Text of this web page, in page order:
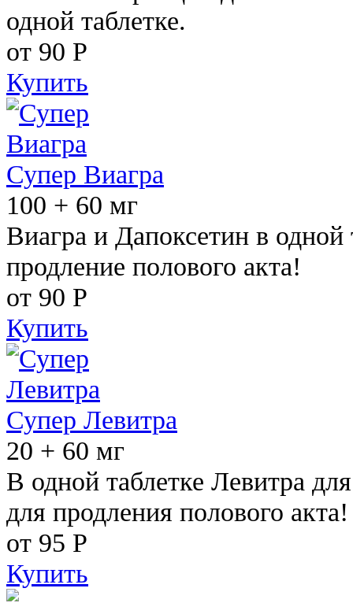
одной таблетке.
от 90 Р
Купить
Супер Виагра
100 + 60 мг
Виагра и Дапоксетин в одной
продление полового акта!
от 90 Р
Купить
Супер Левитра
20 + 60 мг
В одной таблетке Левитра
для продления полового акта!
от 95 Р
Купить